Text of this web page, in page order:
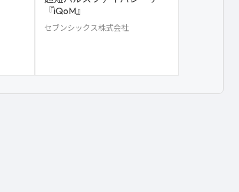
『iQoM』
セブンシックス株式会社